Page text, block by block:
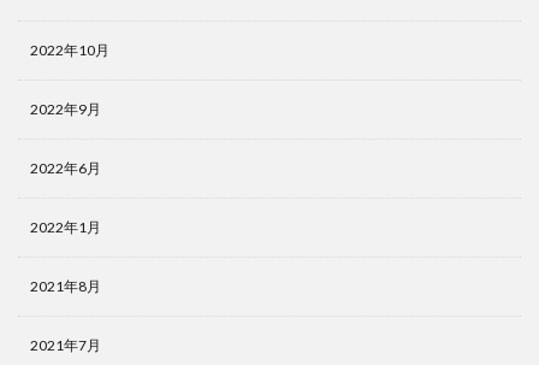
2022年10月
2022年9月
2022年6月
2022年1月
2021年8月
2021年7月